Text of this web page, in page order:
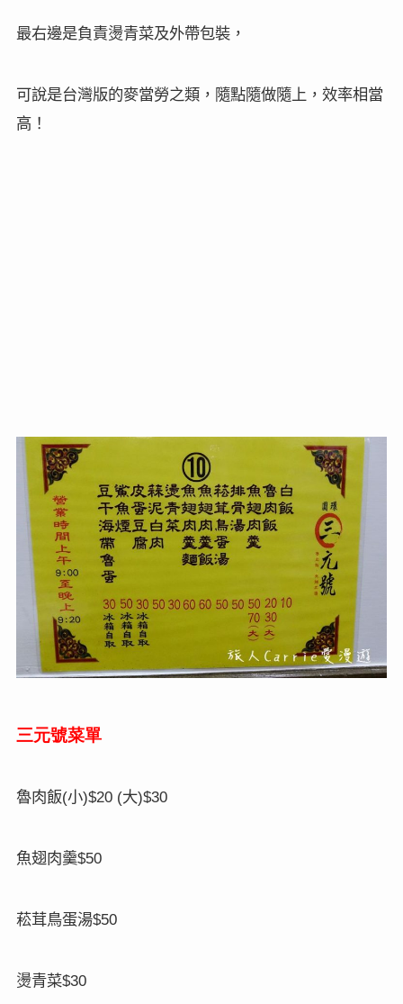
最右邊是負責燙青菜及外帶包裝，
可說是台灣版的麥當勞之類，隨點隨做隨上，效率相當
高！
三元號菜單
魯肉飯(小)$20 (大)$30
魚翅肉羹$50
菘茸鳥蛋湯$50
燙青菜$30